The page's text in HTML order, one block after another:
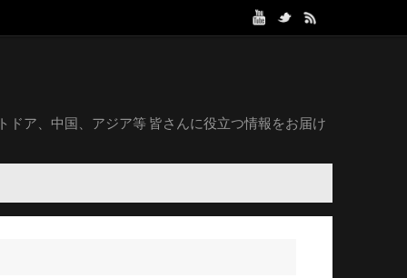
ア、中国、アジア等 皆さんに役立つ情報をお届け